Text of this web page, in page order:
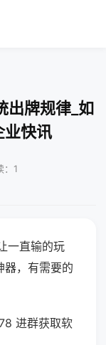
出牌规律_如
业快讯
：1
一直输的玩
器，有需要的
进群获取软